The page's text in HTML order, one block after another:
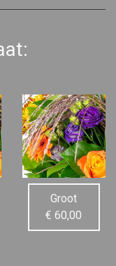
Groot
€ 60,00